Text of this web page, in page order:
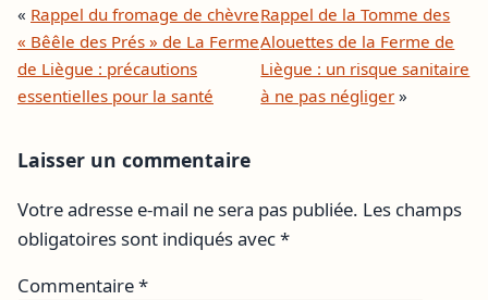
« Rappel du fromage de chèvre
« Bêêle des Prés » de La Ferme
de Liègue : précautions
essentielles pour la santé
Rappel de la Tomme des
Alouettes de la Ferme de
Liègue : un risque sanitaire
à ne pas négliger »
Laisser un commentaire
Votre adresse e-mail ne sera pas publiée. Les champs
obligatoires sont indiqués avec*
Commentaire*